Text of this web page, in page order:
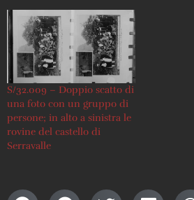
S/32.009 – Doppio scatto di
una foto con un gruppo di
persone; in alto a sinistra le
rovine del castello di
Serravalle